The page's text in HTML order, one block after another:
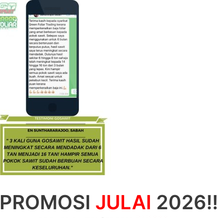
13-768×1152
PROMOSI JULAI 2026!!